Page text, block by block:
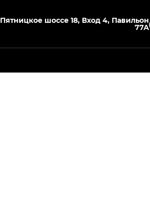
Пятницкое шоссе 18, Вход 4, Павильон
77А